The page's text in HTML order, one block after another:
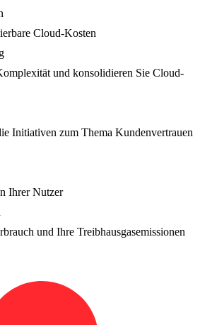
Cloud-Kosten
und konsolidieren Sie Cloud-
Initiativen zum Thema Kundenvertrauen
Ihrer Nutzer
und Ihre Treibhausgasemissionen